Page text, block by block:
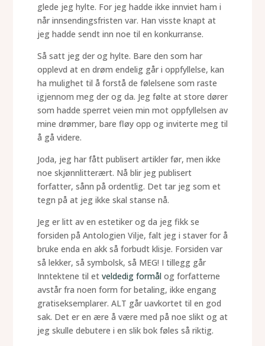
glede jeg hylte. For jeg hadde ikke innviet ham i
når innsendingsfristen var. Han visste knapt at
jeg hadde sendt inn noe til en konkurranse.
Så satt jeg der og hylte. Bare den som har
opplevd at en drøm endelig går i oppfyllelse, kan
ha mulighet til å forstå de følelsene som raste
igjennom meg der og da. Jeg følte at store dører
som hadde sperret veien min mot oppfyllelsen av
mine drømmer, bare fløy opp og inviterte meg til
å gå videre.
Joda, jeg har fått publisert artikler før, men ikke
noe skjønnlitterært. Nå blir jeg publisert
forfatter, sånn på ordentlig. Det tar jeg som et
tegn på at jeg ikke skal stanse nå.
Jeg er litt av en estetiker og da jeg fikk se
forsiden på Antologien Vilje, falt jeg i staver for å
bruke enda en akk så forbudt klisje. Forsiden var
så lekker, så symbolsk, så MEG! I tillegg går
Inntektene til et veldedig formålog forfatterne
avstår fra noen form for betaling, ikke engang
gratiseksemplarer. ALT går uavkortet til en god
sak. Det er en ære å være med på noe slikt og at
jeg skulle debutere i en slik bok føles så riktig.